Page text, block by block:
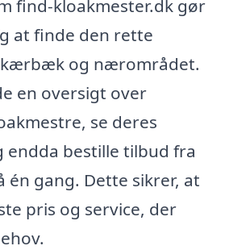
find-kloakmester.dk gør
at finde den rette
og nærområdet.
en oversigt over
se deres
endda bestille tilbud fra
gang. Dette sikrer, at
pris og service, der